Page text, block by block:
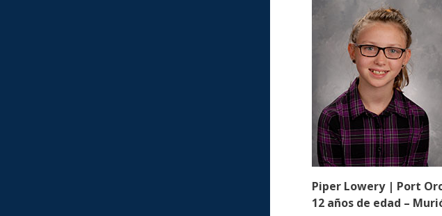
Piper Lowery | Port
12 años de edad –